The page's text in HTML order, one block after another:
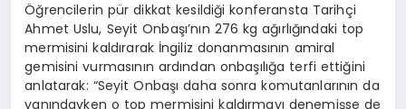
Öğrencilerin pür dikkat kesildiği konferansta Tarihçi
Ahmet Uslu, Seyit Onbaşı’nın 276 kg ağırlığındaki top
mermisini kaldırarak İngiliz donanmasının amiral
gemisini vurmasının ardından onbaşılığa terfi ettiğini
anlatarak: “Seyit Onbaşı daha sonra komutanlarının da
yanındayken o top mermisini kaldırmayı denemişse de